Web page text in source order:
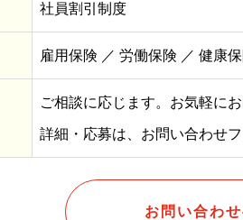
社員割引制度
雇用保険 ／ 労働保険 ／ 健康
ご相談に応じます。お気軽に
詳細・応募は、お問い合わせ
お問い合わ